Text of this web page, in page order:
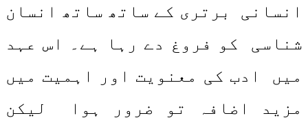
انسانی برتری کے ساتھ ساتھ انسان
شناسی کو فروغ دے رہا ہے۔ اس عہد
میں ادب کی معنویت اور اہمیت میں
مزید اضافہ تو ضرور ہوا لیکن